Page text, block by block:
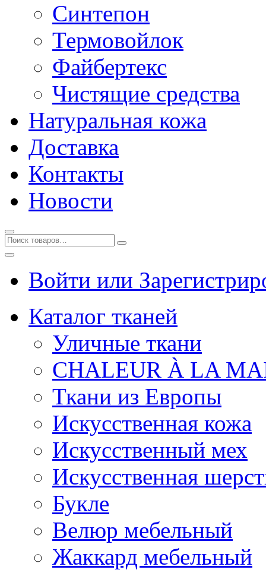
Синтепон
Термовойлок
Файбертекс
Чистящие средства
Натуральная кожа
Доставка
Контакты
Новости
Войти или
Каталог тканей
Уличные ткани
CHALEUR À LA
Ткани из Европы
Искусственная кожа
Искусственный мех
Искусственная
Букле
Велюр мебельный
Жаккард мебельный